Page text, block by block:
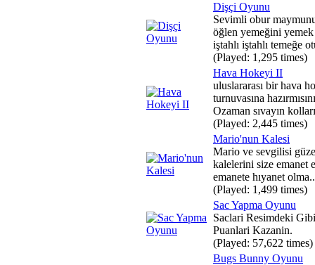
Dişçi Oyunu
Sevimli obur
öğlen yemeğini
iştahlı iştahlı temeğe
(Played: 1,295 times)
Hava Hokeyi II
uluslararası bir hava
turnuvasına
Ozaman sıvayın
(Played: 2,445 times)
Mario'nun Kalesi
Mario ve sevgilisi
kalelerini size emanet
emanete hıyanet
(Played: 1,499 times)
Sac Yapma Oyunu
Saclari Resimdeki
Puanlari Kazanin.
(Played: 57,622 times)
Bugs Bunny Oyunu